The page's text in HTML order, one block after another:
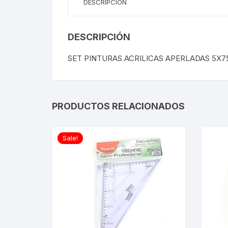
DESCRIPCIÓN
DESCRIPCIÓN
SET PINTURAS ACRILICAS APERLADAS
PRODUCTOS RELACIONADOS
Sale!